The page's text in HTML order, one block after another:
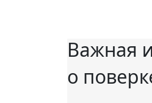
Важная
о